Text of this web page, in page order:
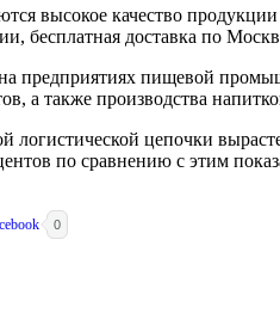
высокое качество
бесплатная доставка по
предприятиях пищевой
а также производства
цепочки
по сравнению с этим
0